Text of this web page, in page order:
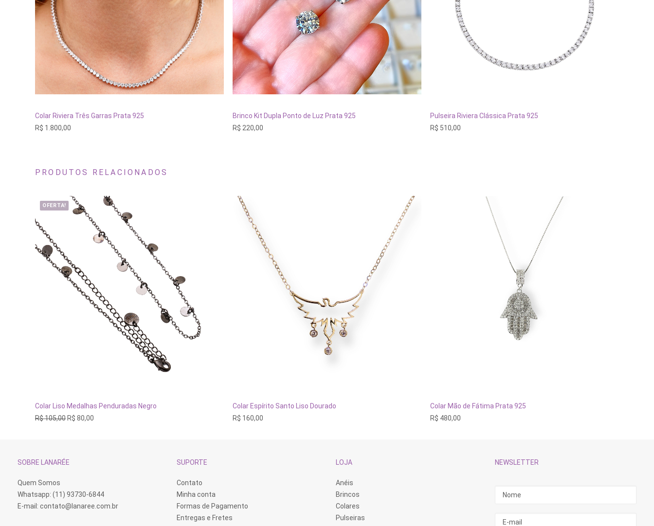
ADICIONAR AO CARRINHO
Colar Riviera Três Garras Prata 925
R$ 1.800,00
ADICIONAR AO CARRINHO
Brinco Kit Dupla Ponto de Luz Prata 925
R$ 220,00
ESGOTADO
Pulseira Riviera Clássica Prata 925
R$ 510,00
PRODUTOS RELACIONADOS
OFERTA!
ADICIONAR AO CARRINHO
Colar Liso Medalhas Penduradas Negro
R$105,00OR$ 80,00
ADICIONAR AO CARRINHO
Colar Espírito Santo Liso Dourado
R$ 160,00
ADICIONAR AO CARRINHO
Colar Mão de Fátima Prata 925
R$ 480,00
SOBRE LANARÉE
Quem Somos
Whatsapp: (11) 93730-6844
E-mail: contato@lanaree.com.br
SUPORTE
Contato
Minha conta
Formas de Pagamento
Entregas e Fretes
LOJA
Anéis
Brincos
Colares
Pulseiras
NEWSLETTER